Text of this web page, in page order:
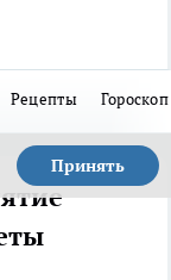
Рецепты Гороскоп
Принять